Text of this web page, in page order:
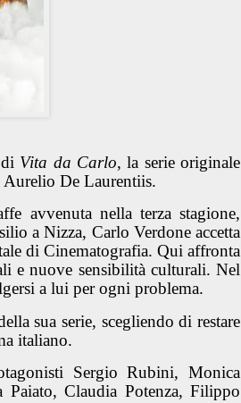
Vita da Carlo, la serie originale
Aurelio De Laurentiis.
avvenuta nella terza stagione,
a Nizza, Carlo Verdone accetta
di Cinematografia. Qui affronta
e nuove sensibilità culturali. Nel
a lui per ogni problema.
sua serie, scegliendo di restare
italiano.
Sergio Rubini, Monica
Claudia Potenza, Filippo